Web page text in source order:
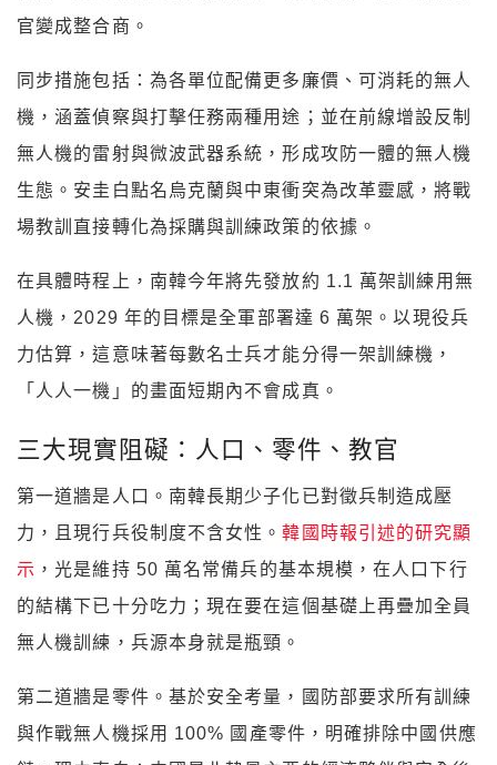
官變成整合商。
同步措施包括：為各單位配備更多廉價、可消耗的無人
機，涵蓋偵察與打擊任務兩種用途；並在前線增設反制
無人機的雷射與微波武器系統，形成攻防一體的無人機
生態。安圭白點名烏克蘭與中東衝突為改革靈感，將戰
場教訓直接轉化為採購與訓練政策的依據。
在具體時程上，南韓今年將先發放約 1.1 萬架訓練用無
人機，2029 年的目標是全軍部署達 6 萬架。以現役兵
力估算，這意味著每數名士兵才能分得一架訓練機，
「人人一機」的畫面短期內不會成真。
三大現實阻礙：人口、零件、教官
第一道牆是人口。南韓長期少子化已對徵兵制造成壓
力，且現行兵役制度不含女性。韓國時報引述的研究顯
示 ，光是維持 50 萬名常備兵的基本規模，在人口下行
的結構下已十分吃力；現在要在這個基礎上再疊加全員
無人機訓練，兵源本身就是瓶頸。
第二道牆是零件。基於安全考量，國防部要求所有訓練
與作戰無人機採用 100% 國產零件，明確排除中國供應